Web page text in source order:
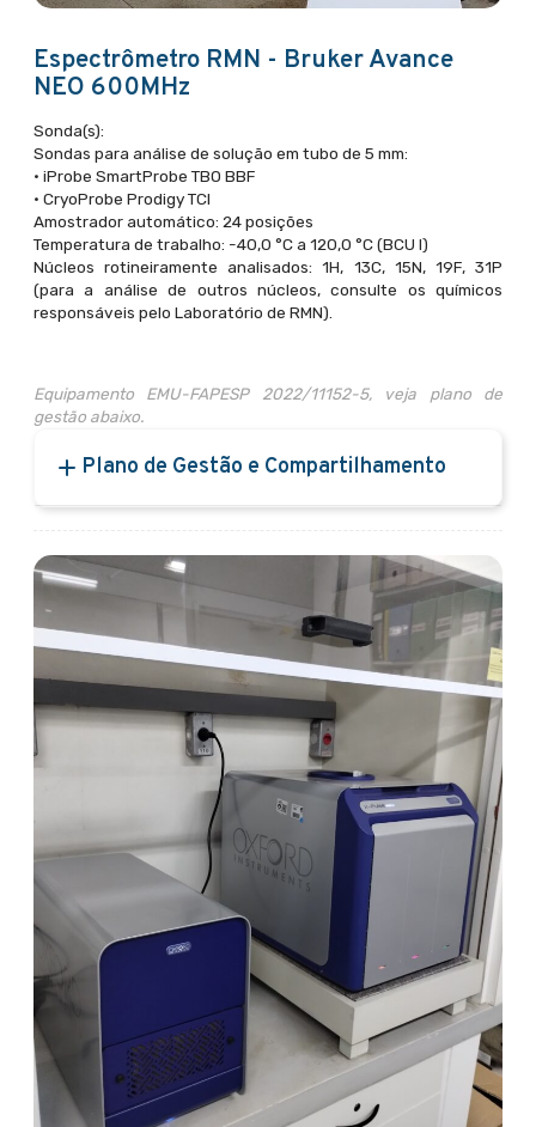
Espectrômetro RMN - Bruker Avance
NEO 600MHz
Sonda(s):
Sondas para análise de solução em tubo de 5 mm:
• iProbe SmartProbe TBO BBF
• CryoProbe Prodigy TCI
Amostrador automático: 24 posições
Temperatura de trabalho: -40,0 °C a 120,0 °C (BCU I)
Núcleos rotineiramente analisados: 1H, 13C, 15N, 19F, 31P
(para a análise de outros núcleos, consulte os químicos
responsáveis pelo Laboratório de RMN).
Equipamento EMU-FAPESP 2022/11152-5, veja plano de
gestão abaixo.
Plano de Gestão e Compartilhamento